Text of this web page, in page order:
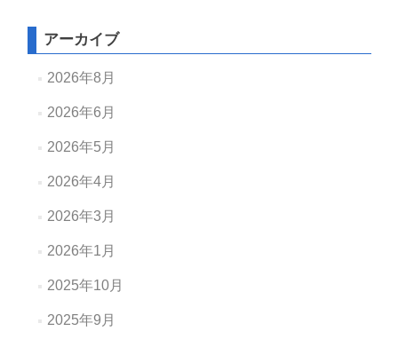
アーカイブ
2026年8月
2026年6月
2026年5月
2026年4月
2026年3月
2026年1月
2025年10月
2025年9月